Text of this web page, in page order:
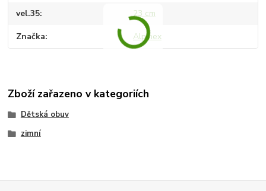
vel.35 23 cm
Značka Alpinex
Zboží zařazeno v kategoriích
Dětská obuv
zimní